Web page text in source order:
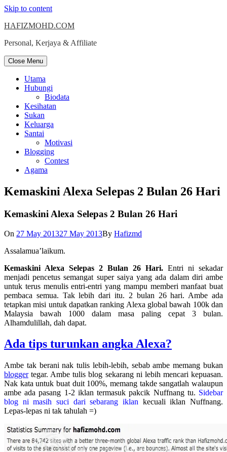
Skip to content
HAFIZMOHD.COM
Personal, Kerjaya & Affiliate
Close Menu
Utama
Hubungi
Biodata
Kesihatan
Sukan
Keluarga
Santai
Motivasi
Blogging
Contest
Agama
Kemaskini Alexa Selepas 2 Bulan 26 Hari
Kemaskini Alexa Selepas 2 Bulan 26 Hari
On 27 May 201327 May 2013By Hafizmd
Assalamua’laikum.
Kemaskini Alexa Selepas 2 Bulan 26 Hari. Entri ni sekadar
menjadi pencetus semangat super saiya yang ada dalam diri ambe
untuk terus menulis entri-entri yang mampu memberi manfaat buat
pembaca semua. Tak lebih dari itu. 2 bulan 26 hari. Ambe ada
tetapkan misi untuk dapatkan ranking Alexa global bawah 100k dan
Malaysia bawah 1000 dalam masa paling cepat 3 bulan.
Alhamdulillah, dah dapat.
Ada tips turunkan angka Alexa?
Ambe tak berani nak tulis lebih-lebih, sebab ambe memang bukan
bloggertegar. Ambe tulis blog sekarang ni lebih mencari kepuasan.
Nak kata untuk buat duit 100%, memang takde sangatlah walaupun
ambe ada pasang 1-2 iklan termasuk pakcik Nuffnang tu. Sidebar
blog ni masih suci dari sebarang iklan kecuali iklan Nuffnang.
Lepas-lepas ni tak tahulah =)